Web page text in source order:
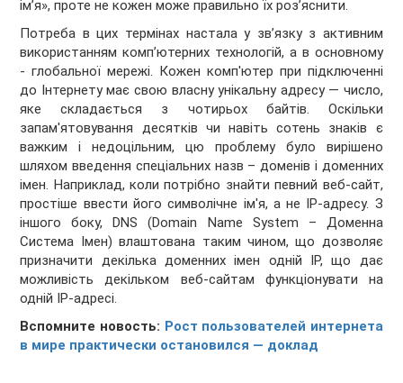
ім’я», проте не кожен може правильно їх роз’яснити.
Потреба в цих термінах настала у зв’язку з активним
використанням комп’ютерних технологій, а в основному
- глобальної мережі. Кожен комп'ютер при підключенні
до Інтернету має свою власну унікальну адресу — число,
яке складається з чотирьох байтів. Оскільки
запам'ятовування десятків чи навіть сотень знаків є
важким і недоцільним, цю проблему було вирішено
шляхом введення спеціальних назв – доменів і доменних
імен. Наприклад, коли потрібно знайти певний веб-сайт,
простіше ввести його символічне ім'я, а не IP-адресу. З
іншого боку, DNS (Domain Name System – Доменна
Система Імен) влаштована таким чином, що дозволяє
призначити декілька доменних імен одній IP, що дає
можливість декільком веб-сайтам функціонувати на
одній IP-адресі.
Вспомните новость: Рост пользователей интернета
в мире практически остановился — доклад